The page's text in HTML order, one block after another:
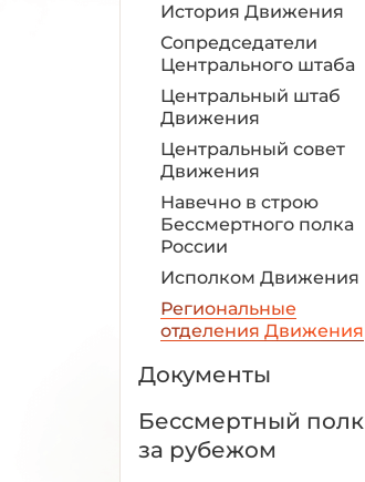
История Движения
Сопредседатели
Центрального штаба
Центральный штаб
Движения
Центральный совет
Движения
Навечно в строю
Бессмертного полка
России
Исполком Движения
Региональные
отделения Движения
Документы
Бессмертный полк
за рубежом